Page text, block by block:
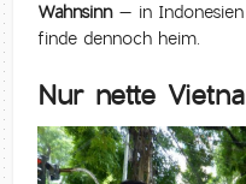
Wahnsinn– in Indonesien
finde dennoch heim.
Nur nette